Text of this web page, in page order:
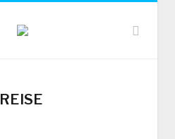
REISE